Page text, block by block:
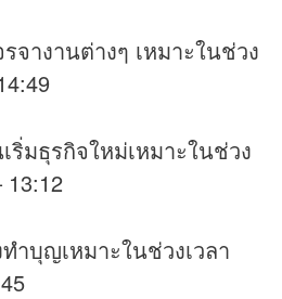
จางานต่างๆ เหมาะในช่วง
ริ่มธุรกิจใหม่เหมาะในช่วง
ทำบุญเหมาะในช่วงเวลา